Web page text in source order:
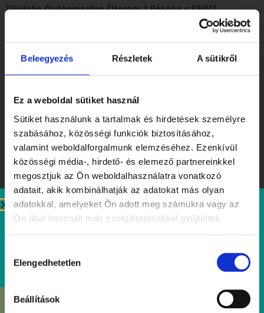
Beleegyezés Részletek A sütikről
Ez a weboldal sütiket használ
Sütiket használunk a tartalmak és hirdetések személyre
szabásához, közösségi funkciók biztosításához,
valamint weboldalforgalmunk elemzéséhez. Ezenkívül
közösségi média-, hirdető- és elemező partnereinkkel
megosztjuk az Ön weboldalhasználatra vonatkozó
adatait, akik kombinálhatják az adatokat más olyan
adatokkal, amelyeket Ön adott meg számukra vagy az
Ön által használt más szolgáltatásokból gyűjtöttek.
kiválasztása
Elengedhetetlen
Beállítások
Tibidabo Gluténmentes Étterem & Pékség a SZIGET
Ízek, amiket érdemes megjegyezni – Tibidabo Kóstolóhét a
nyár tiszteletére
ÉRDEKEL